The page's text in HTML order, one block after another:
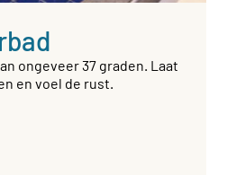
ongeveer 37 graden. Laat
en voel de rust.